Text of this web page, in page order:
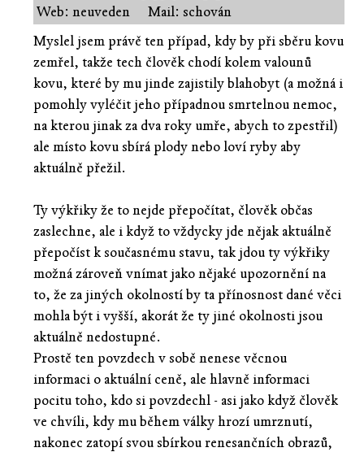
Web: neuveden
Mail: schován
Myslel jsem právě ten případ, kdy by při sběru kovu
zemřel, takže tech člověk chodí kolem valounů
kovu, které by mu jinde zajistily blahobyt (a možná i
pomohly vyléčit jeho případnou smrtelnou nemoc,
na kterou jinak za dva roky umře, abych to zpestřil)
ale místo kovu sbírá plody nebo loví ryby aby
aktuálně přežil.
Ty výkřiky že to nejde přepočítat, člověk občas
zaslechne, ale i když to vždycky jde nějak aktuálně
přepočíst k současnému stavu, tak jdou ty výkřiky
možná zároveň vnímat jako nějaké upozornění na
to, že za jiných okolností by ta přínosnost dané věci
mohla být i vyšší, akorát že ty jiné okolnosti jsou
aktuálně nedostupné.
Prostě ten povzdech v sobě nenese věcnou
informaci o aktuální ceně, ale hlavně informaci
pocitu toho, kdo si povzdechl - asi jako když člověk
ve chvíli, kdy mu během války hrozí umrznutí,
nakonec zatopí svou sbírkou renesančních obrazů,